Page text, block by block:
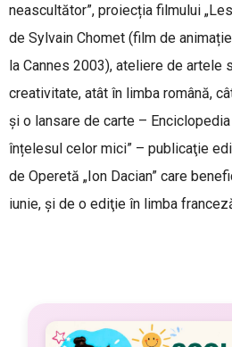
neascultător”, proiecția filmului
de Sylvain Chomet (film de
la Cannes 2003), ateliere de artele
creativitate, atât în limba română,
şi o lansare de carte –
înțelesul celor mici” – publicaţie
de Operetă „Ion Dacian” care
iunie, şi de o ediţie în limba